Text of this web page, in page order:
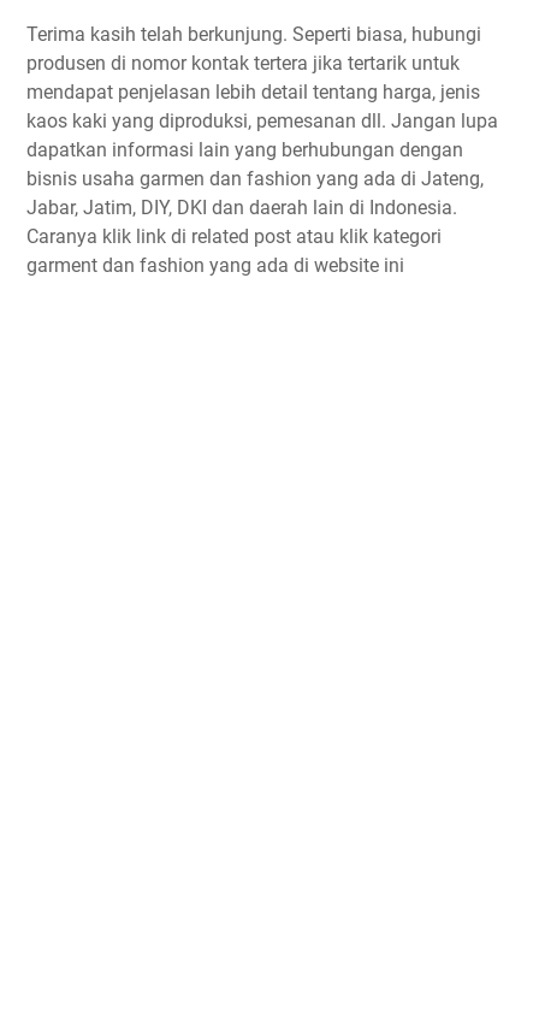
Terima kasih telah berkunjung. Seperti biasa, hubungi
produsen di nomor kontak tertera jika tertarik untuk
mendapat penjelasan lebih detail tentang harga, jenis
kaos kaki yang diproduksi, pemesanan dll. Jangan lupa
dapatkan informasi lain yang berhubungan dengan
bisnis usaha garmen dan fashion yang ada di Jateng,
Jabar, Jatim, DIY, DKI dan daerah lain di Indonesia.
Caranya klik link di related post atau klik kategori
garment dan fashion yang ada di website ini